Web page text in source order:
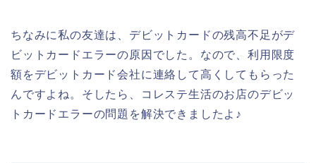
ちなみに私の友達は、デビットカードの残高不足がデ
ビットカードエラーの原因でした。なので、利用限度
額をデビットカード会社に連絡して高くしてもらった
んですよね。そしたら、コレステ生活のお店のデビッ
トカードエラーの問題を解決できましたよ♪